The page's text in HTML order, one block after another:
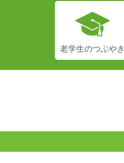
老学生のつぶやき